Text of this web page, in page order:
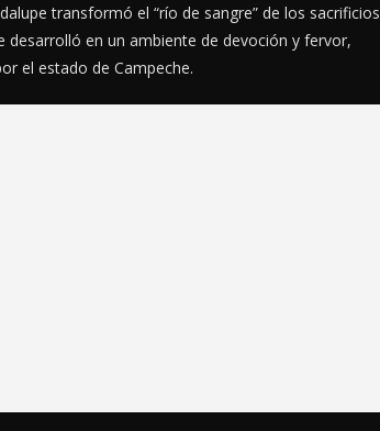
transformó el “río de sangre” de los sacrificios
desarrolló en un ambiente de devoción y fervor,
el estado de Campeche.